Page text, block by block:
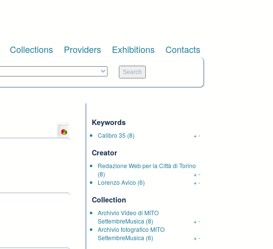
Collections Providers Exhibitions Contacts
Keywords
Calibro 35 (8) +-
Creator
Redazione Web per la Città di Torino
(8)
+-
Lorenzo Avico (6) +-
Collection
Archivio Video di MITO
SettembreMusica (8) +-
Archivio fotografico MITO
SettembreMusica (6) +-